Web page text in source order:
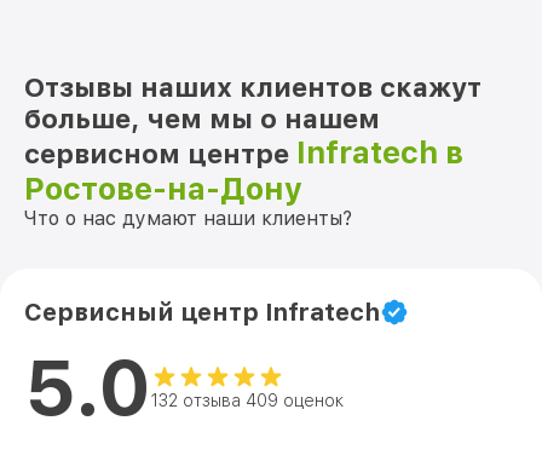
Отзывы наших клиентов скажут
больше, чем мы о нашем
сервисном центре Infratech в
Ростове-на-Дону
Что о нас думают наши клиенты?
Сервисный центр Infratech
5.0 132 отзыва 409 оценок